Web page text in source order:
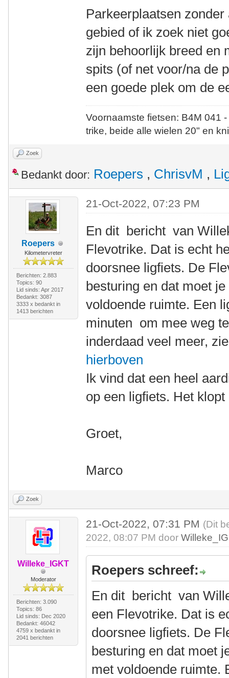
Parkeerplaatsen
gebied of ik zoek niet
zijn behoorlijk breed en
spits (of net voor/na de
een goede plek om de
Voornaamste fietsen: B4M
trike, beide alle wielen 20" en
Zoek
Bedankt door: Roepers , ChrisvM ,
Roepers
Kilometervreter
Berichten: 2.883
Topics: 90
Lid sinds: Apr 2017
Bedankt: 3087
3333 x bedankt in
1413 berichten
21-Oct-2022, 07:23 PM
En dit bericht van
Flevotrike. Dat is echt
doorsnee ligfiets. De
besturing en dat moet
voldoende ruimte. Een
minuten om mee weg
inderdaad veel meer,
hierboven
Ik vind dat een heel
op een ligfiets. Het
Groet,
Marco
Zoek
Willeke_IGKT
Moderator
Berichten: 3.090
Topics: 86
Lid sinds: Dec 2020
Bedankt: 46042
4759 x bedankt in
2041 berichten
21-Oct-2022, 07:31 PM (Dit
2022, 08:07 PM door
Roepers schreef:
En dit bericht van
een Flevotrike. Dat is
doorsnee ligfiets. De
besturing en dat moet
met voldoende ruimte.